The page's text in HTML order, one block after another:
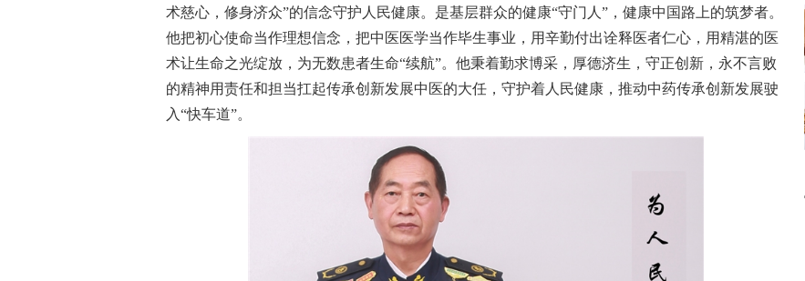
术慈心，修身济众”的信念守护人民健康。是基层群众的健康“守门人”，健康中国路上的筑梦者。
他把初心使命当作理想信念，把中医医学当作毕生事业，用辛勤付出诠释医者仁心，用精湛的医
术让生命之光绽放，为无数患者生命“续航”。他秉着勤求博采，厚德济生，守正创新，永不言败
的精神用责任和担当扛起传承创新发展中医的大任，守护着人民健康，推动中药传承创新发展驶
入“快车道”。